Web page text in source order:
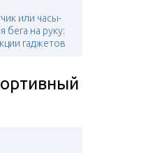
или часы-
бега на руку:
гаджетов